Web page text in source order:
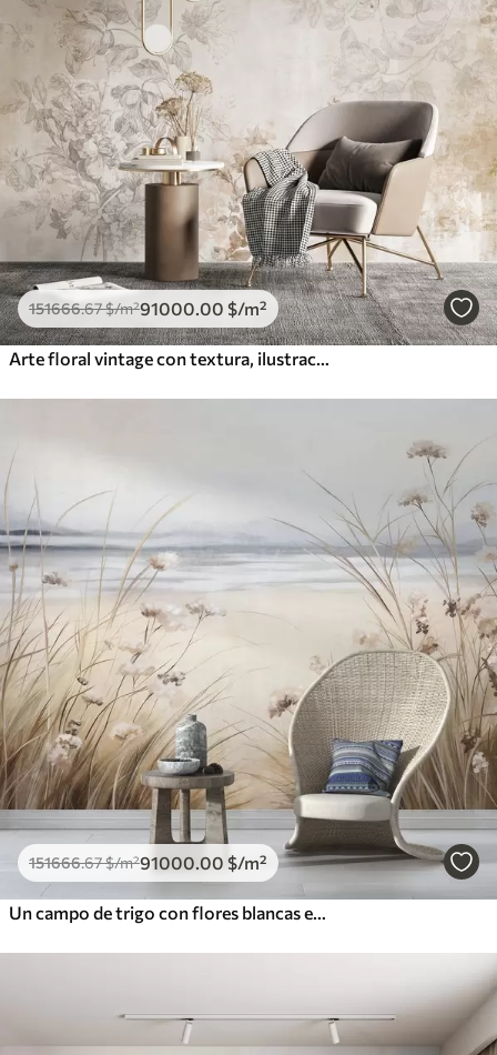
151666.67$/m²91000 .00 $/m²
151666.67$/m²91000 .00 $/m²